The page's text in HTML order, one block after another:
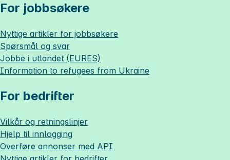
For jobbsøkere
Nyttige artikler for jobbsøkere
Spørsmål og svar
Jobbe i utlandet (EURES)
Information to refugees from Ukraine
For bedrifter
Vilkår og retningslinjer
Hjelp til innlogging
Overføre annonser med API